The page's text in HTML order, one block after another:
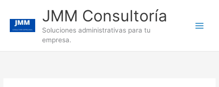
contenido
JMM Consultoría
Soluciones administrativas para tu
empresa.